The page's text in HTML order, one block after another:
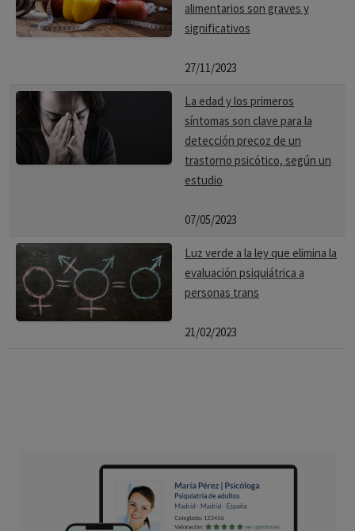
alimentarios son graves y
significativos
27/11/2023
La edad y los primeros
síntomas son clave para la
detección precoz de un
trastorno psicótico, según un
estudio
07/05/2023
Luz verde a la ley que elimina la
evaluación psiquiátrica a
personas trans
21/02/2023